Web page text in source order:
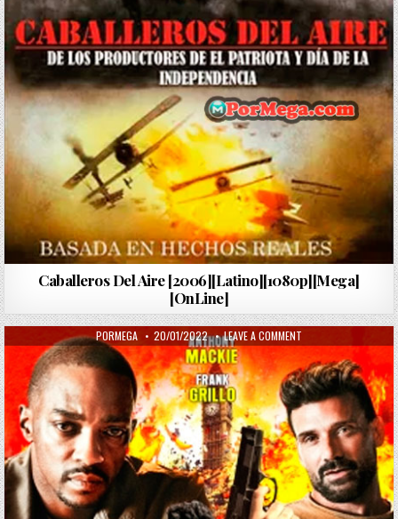
Caballeros Del Aire [2006][Latino][1080p][Mega]
[OnLine]
AUTHOR:
PORMEGA PUBLISHED DATE:
20/01/2022 LEAVE A COMMENT ON A